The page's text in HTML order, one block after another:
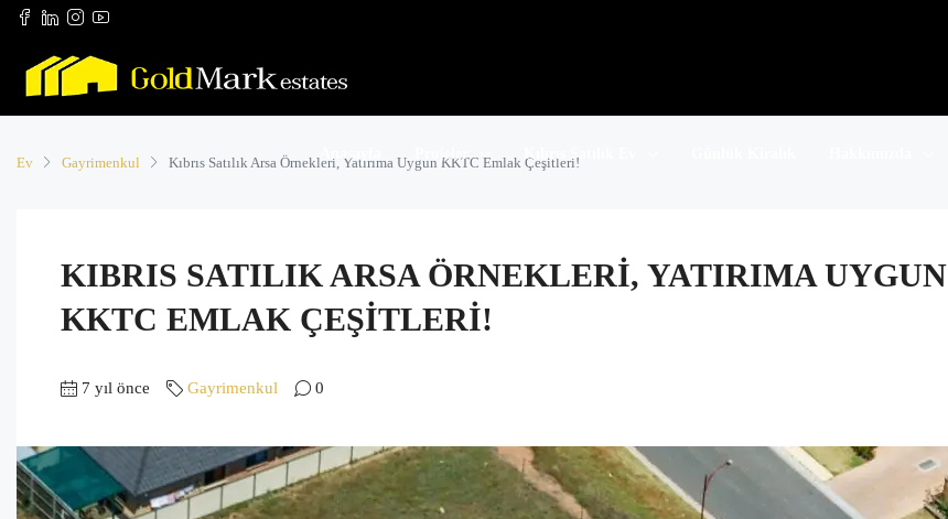
Anasayfa Projeler Kıbrıs Satılık Ev
Ev Gayrimenkul Kıbrıs Satılık Arsa Örnekleri, Yatırıma Uygun KKTC Emlak Çeşitleri!
KIBRIS SATILIK ARSA ÖRNEKLERI, YATIRIMA UYGUN
KKTC EMLAK ÇEŞITLERI!
7 yıl önce Gayrimenkul 0